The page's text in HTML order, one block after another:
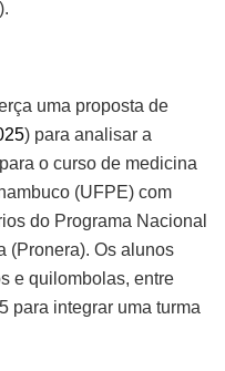
uma proposta de
) para analisar a
o curso de medicina
(UFPE) com
do Programa Nacional
(Pronera). Os alunos
e quilombolas, entre
para integrar uma turma